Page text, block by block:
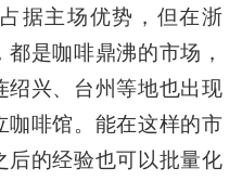
据主场优势，但在浙
是咖啡鼎沸的市场，
绍兴、台州等地也出现
咖啡馆。能在这样的市
的经验也可以批量化